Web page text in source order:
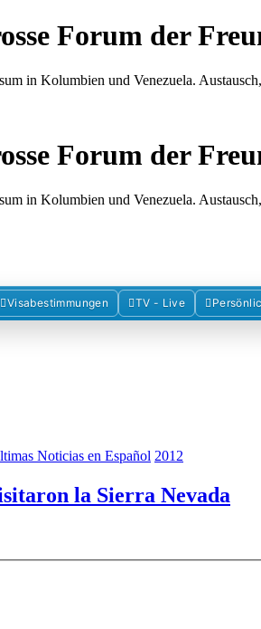
Forum der
in Kolumbien und Venezuela.
Forum der
in Kolumbien und Venezuela.
Visabestimmungen TV - Live
Noticias en Español 2012
la Sierra Nevada